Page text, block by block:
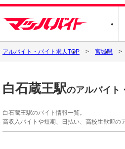
アルバイト・バイト求人TOP 宮城県
白石蔵王駅のアルバイト
白石蔵王駅のバイト情報一覧。
高収入バイトや短期、日払い、高校生歓迎の